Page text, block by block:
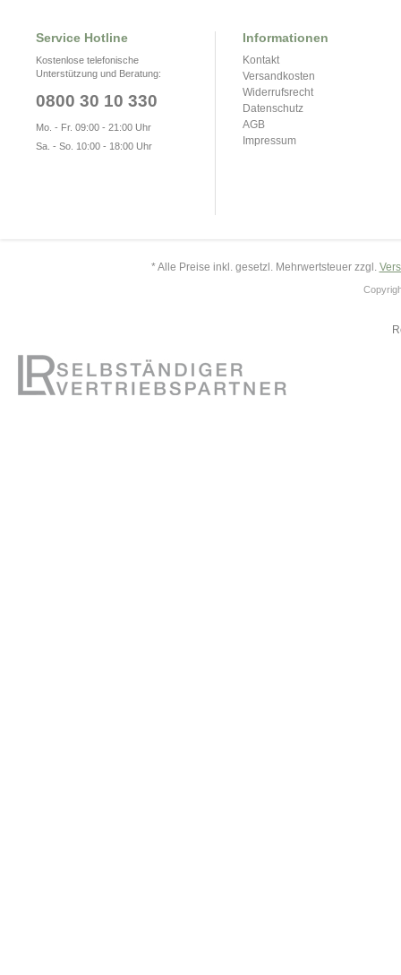
Service Hotline
Kostenlose telefonische
Unterstützung und Beratung:
0800 30 10 330
Mo. - Fr. 09:00 - 21:00 Uhr
Sa. - So. 10:00 - 18:00 Uhr
Informationen
Kontakt
Versandkosten
Widerrufsrecht
Datenschutz
AGB
Impressum
* Alle Preise inkl. gesetzl. Mehrwertsteuer zzgl.